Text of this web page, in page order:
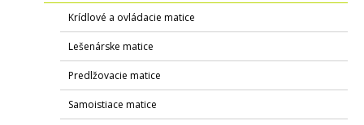
Krídlové a ovládacie matice
Lešenárske matice
Predlžovacie matice
Samoistiace matice